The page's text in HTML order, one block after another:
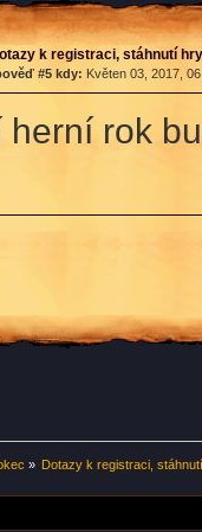
k registraci, stáhnutí
#5 kdy: Květen 03, 2017,
herní rok
» Dotazy k registraci,